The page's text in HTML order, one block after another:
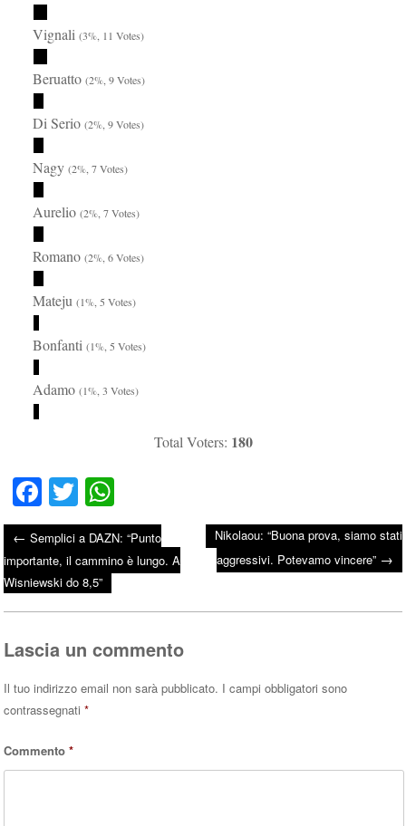
Vignali(3%, 11 Votes)
Beruatto(2%, 9 Votes)
Di Serio(2%, 9 Votes)
Nagy(2%, 7 Votes)
Aurelio(2%, 7 Votes)
Romano(2%, 6 Votes)
Mateju(1%, 5 Votes)
Bonfanti(1%, 5 Votes)
Adamo(1%, 3 Votes)
Total Voters: 180
Fa
ce
bo
ok
T
wi
tte
r
ha
ts
A
pp
Post navigation
← Semplici a DAZN: “Punto
importante, il cammino è lungo. A
Wisniewski do 8,5”
Nikolaou: “Buona prova, siamo stati
aggressivi. Potevamo vincere” →
Lascia un commento
Il tuo indirizzo email non sarà pubblicato. I campi obbligatori sono
contrassegnati*
Commento*